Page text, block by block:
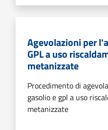
Agevolazioni per
GPL a uso
metanizzate
Procedimento di
gasolio e gpl a uso
metanizzate